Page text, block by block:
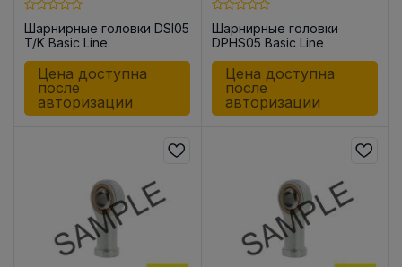
Шарнирные головки DSI05
T/K Basic Line
Цена доступна
после
авторизации
Шарнирные головки
DPHS05 Basic Line
Цена доступна
после
авторизации